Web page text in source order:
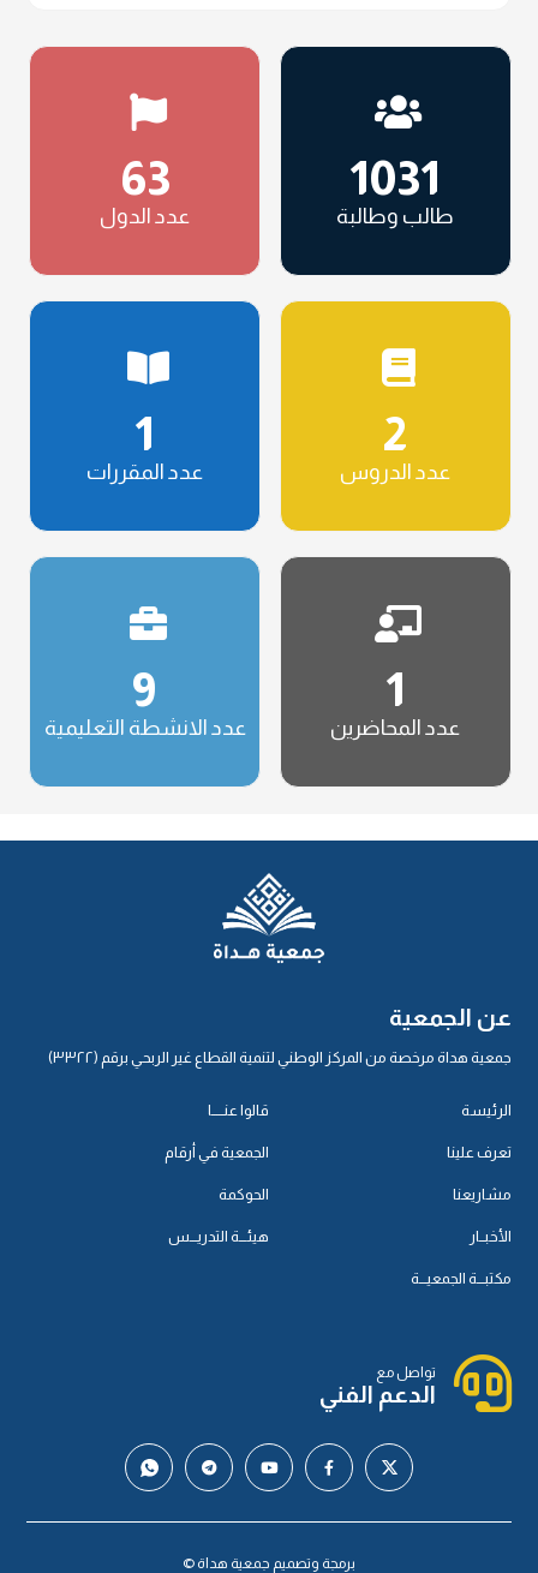
1031
طالب وطالبة
63
عدد الدول
2
عدد الدروس
1
عدد المقررات
1
عدد المحاضرين
9
عدد الانشطة التعليمية
عن الجمعية
جمعية هداة مرخصة من المركز الوطني لتنمية القطاع غير الربحي برقم (٣٣٢٢)
الرئيسة
تعرف علينا
مشاريعنا
الأخبــار
مكتبـــة الجمعيـــة
قالوا عنـــــا
الجمعية في أرقام
الحوكمة
هيئـــة التدريـــس
تواصل مع
الدعم الفني
برمجة وتصميم جمعية هداة ©